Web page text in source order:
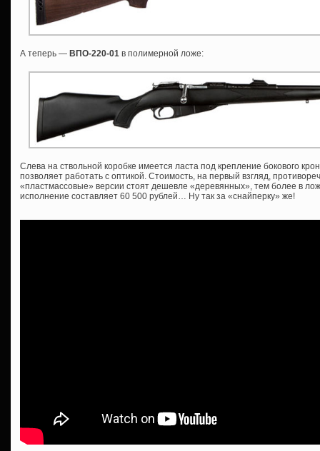
А теперь — ВПО-220-01 в полимерной ложе:
Слева на ствольной коробке имеется ласта под крепление бокового
позволяет работать с оптикой. Стоимость, на первый взгляд,
«пластмассовые» версии стоят дешевле «деревянных», тем более в
исполнение составляет 60 500 рублей… Ну так за «снайперку» же!